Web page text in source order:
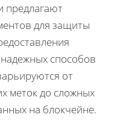
предлагают
для защиты
способов
от
меток до сложных
на блокчейне.